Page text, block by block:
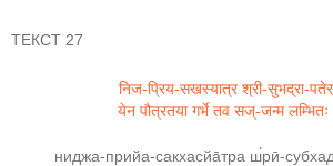
ТЕКСТ 27
निज-प्रिय-सखस्यात्र श्री-सुभद्रा-
येन पौत्रतया गर्भे तव सज्-जन्म
ниджа-прийа-сакхасйа̄тра ш́рӣ-